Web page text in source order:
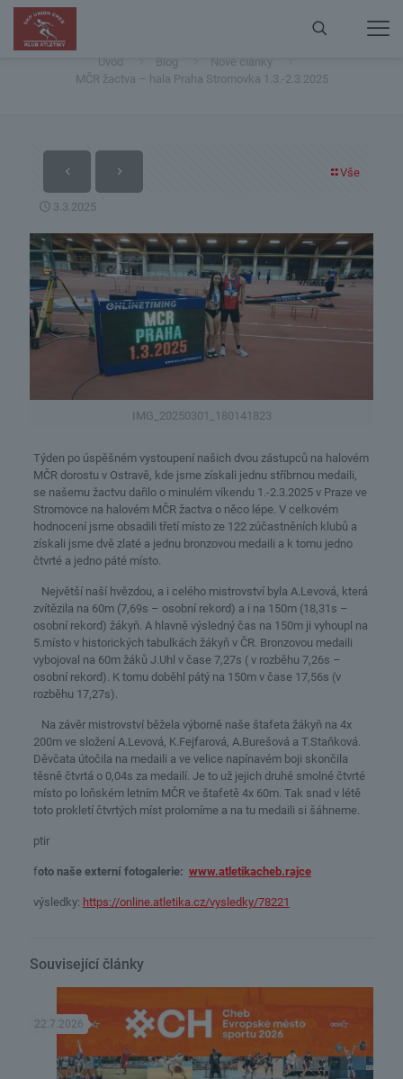
MČR žactva – hala Praha Stromovka 1.3.-2.3.2025
Úvod Blog
Nové články
MČR žactva – hala Praha Stromovka 1.3.-2.3.2025
Vše
3.3.2025
IMG_20250301_180141823
Týden po úspěšném vystoupení našich dvou zástupců na halovém
MČR dorostu v Ostravě, kde jsme získali jednu stříbrnou medaili,
se našemu žactvu dařilo o minulém víkendu 1.-2.3.2025 v Praze ve
Stromovce na halovém MČR žactva o něco lépe. V celkovém
hodnocení jsme obsadili třetí místo ze 122 zúčastněních klubů a
získali jsme dvě zlaté a jednu bronzovou medaili a k tomu jedno
čtvrté a jedno páté místo.
Největší naší hvězdou, a i celého mistrovství byla A.Levová, která
zvítězila na 60m (7,69s – osobní rekord) a i na 150m (18,31s –
osobní rekord) žákyň. A hlavně výsledný čas na 150m ji vyhoupl na
5.místo v historických tabulkách žákyň v ČR. Bronzovou medaili
vybojoval na 60m žáků J.Uhl v čase 7,27s ( v rozběhu 7,26s –
osobní rekord). K tomu doběhl pátý na 150m v čase 17,56s (v
rozběhu 17,27s).
Na závěr mistrovství běžela výborně naše štafeta žákyň na 4x
200m ve složení A.Levová, K.Fejfarová, A.Burešová a T.Staňková.
Děvčata útočila na medaili a ve velice napínavém boji skončila
těsně čtvrtá o 0,04s za medailí. Je to už jejich druhé smolné čtvrté
místo po loňském letním MČR ve štafetě 4x 60m. Tak snad v létě
toto prokletí čtvrtých míst prolomíme a na tu medaili si šáhneme.
ptir
foto naše externí fotogalerie: www.atletikacheb.rajce
výsledky: https://online.atletika.cz/vysledky/78221
Související články
22.7.2026